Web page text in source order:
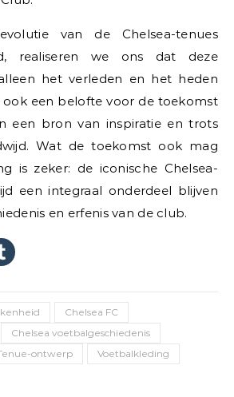
van de Chelsea-tenues
realiseren we ons dat deze
het verleden en het heden
ook een belofte voor de toekomst
een bron van inspiratie en trots
Wat de toekomst ook mag
is zeker: de iconische Chelsea-
een integraal onderdeel blijven
en erfenis van de club.
Chelsea FC
Chelsea voetbalgeschiedenis
ontwerp
Voetbalkleding